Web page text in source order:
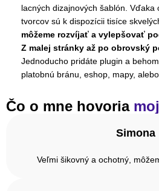
lacných dizajnových šablón. Vďaka
tvorcov sú k dispozícii tisíce
môžeme rozvíjať a vylepšovať
Z malej stránky až po obrovský
Jednoducho pridáte plugin a
platobnú bránu, eshop, mapy,
Čo o mne hovoria
Simona
Veľmi šikovný a ochotný,